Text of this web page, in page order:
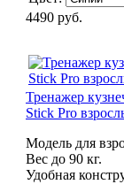
4490 руб.
Тренажер
Stick Pro
Модель для
Вес до 90 кг.
Удобная